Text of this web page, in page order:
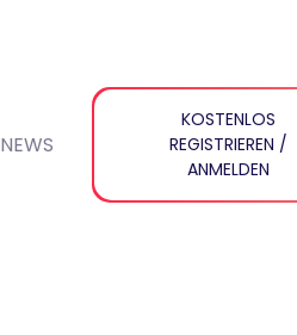
NEWS
KOSTENLOS
REGISTRIEREN /
ANMELDEN